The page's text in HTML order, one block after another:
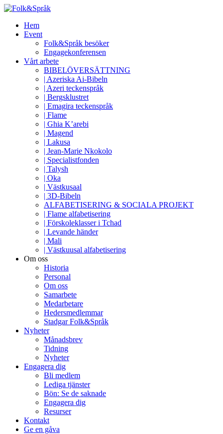
Hem
Event
Folk&Språk besöker
Engagekonferensen
Vårt arbete
BIBELÖVERSÄTTNING
| Azeriska Ai-Bibeln
| Azeri teckenspråk
| Bergsklustret
| Emagira teckenspråk
| Flame
| Ghia K’arebi
| Magend
| Lakusa
| Jean-Marie Nkokolo
| Specialistfonden
| Talysh
| Oka
| Västkusaal
| 3D-Bibeln
ALFABETISERING & SOCIALA PROJEKT
| Flame alfabetisering
| Förskoleklasser i Tchad
| Levande händer
| Mali
| Västkuusal alfabetisering
Om oss
Historia
Personal
Om oss
Samarbete
Medarbetare
Hedersmedlemmar
Stadgar Folk&Språk
Nyheter
Månadsbrev
Tidning
Nyheter
Engagera dig
Bli medlem
Lediga tjänster
Bön: Se de saknade
Engagera dig
Resurser
Kontakt
Ge en gåva